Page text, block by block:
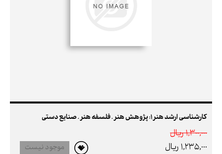
کارشناسی ارشد هنر 1: پژوهش هنر . فلسفه هنر . صنایع دستی
1,300,000 ريال
1,235,000 ريال
موجود نیست